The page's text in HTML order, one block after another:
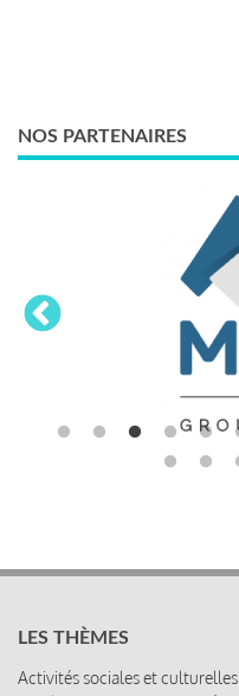
NOS PARTENAIRES
LES THÈMES
Activités sociales et culturelles